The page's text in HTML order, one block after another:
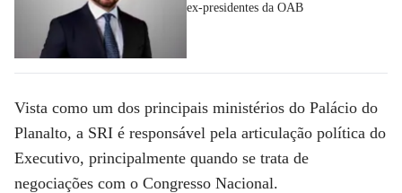
ex-presidentes da OAB
Vista como um dos principais ministérios do Palácio do
Planalto, a SRI é responsável pela articulação política do
Executivo, principalmente quando se trata de
negociações com o Congresso Nacional.